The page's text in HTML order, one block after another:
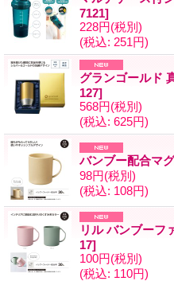
7121]
228円(税別)
(税込: 251円)
グランゴールド
127]
568円(税別)
(税込: 625円)
バンブー配合マ
98円(税別)
(税込: 108円)
リル バンブーフ
17]
100円(税別)
(税込: 110円)